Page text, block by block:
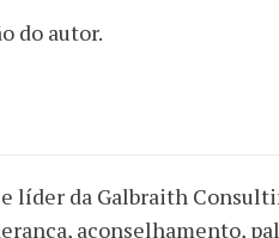
do autor.
líder da Galbraith
aconselhamento,